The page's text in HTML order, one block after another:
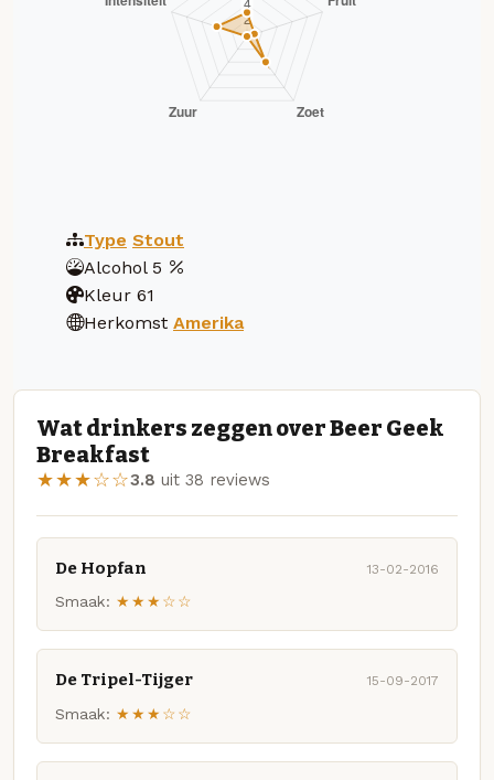
Type Stout
Alcohol 5
Kleur 61
Herkomst Amerika
Wat drinkers zeggen over Beer Geek
Breakfast
★★★☆☆3.8 uit 38 reviews
De Hopfan 13-02-2016
Smaak: ★★★☆☆
De Tripel-Tijger 15-09-2017
Smaak: ★★★☆☆